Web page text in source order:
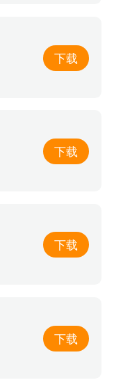
下载
下载
下载
下载